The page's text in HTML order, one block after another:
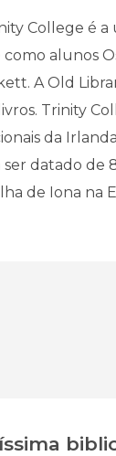
College é a
alunos
A Old
Trinity
da
datado de
de Iona na